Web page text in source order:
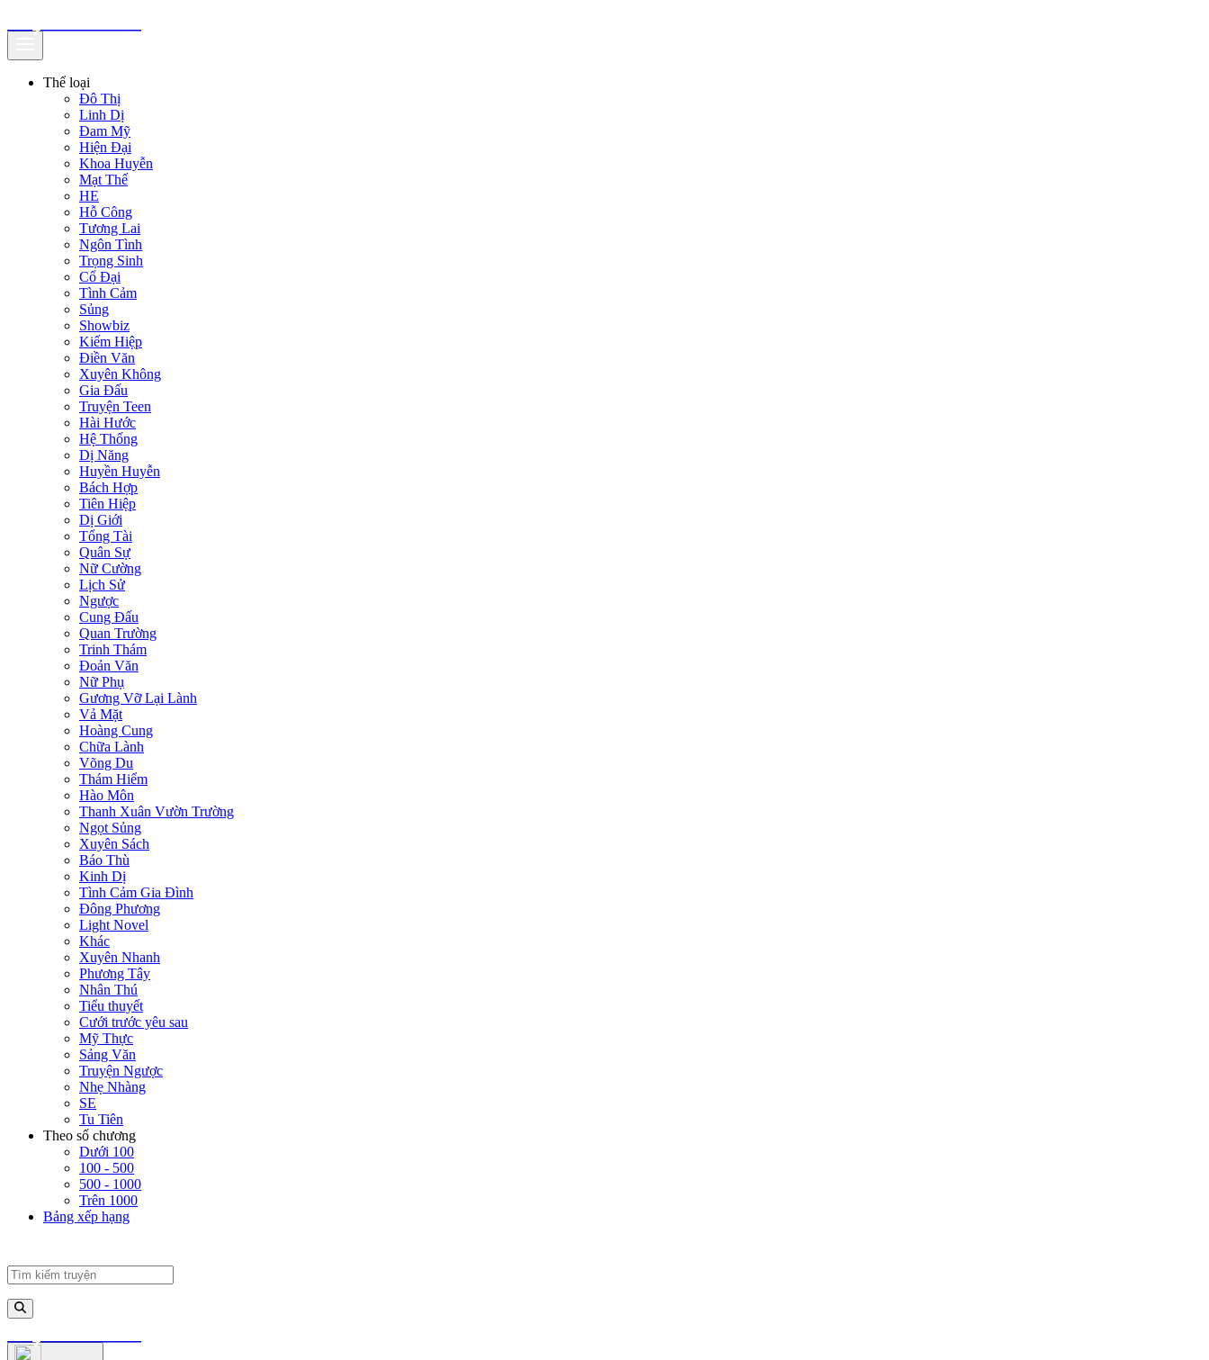
Thể loại
Đô Thị
Linh Dị
Đam Mỹ
Hiện Đại
Khoa Huyễn
Mạt Thế
HE
Hỗ Công
Tương Lai
Ngôn Tình
Trọng Sinh
Cổ Đại
Tình Cảm
Sủng
Showbiz
Kiếm Hiệp
Điền Văn
Xuyên Không
Gia Đấu
Truyện Teen
Hài Hước
Hệ Thống
Dị Năng
Huyền Huyễn
Bách Hợp
Tiên Hiệp
Dị Giới
Tổng Tài
Quân Sự
Nữ Cường
Lịch Sử
Ngược
Cung Đấu
Quan Trường
Trinh Thám
Đoản Văn
Nữ Phụ
Gương Vỡ Lại Lành
Vả Mặt
Hoàng Cung
Chữa Lành
Võng Du
Thám Hiểm
Hào Môn
Thanh Xuân Vườn Trường
Ngọt Sủng
Xuyên Sách
Báo Thù
Kinh Dị
Tình Cảm Gia Đình
Đông Phương
Light Novel
Khác
Xuyên Nhanh
Phương Tây
Nhân Thú
Tiểu thuyết
Cưới trước yêu sau
Mỹ Thực
Sảng Văn
Truyện Ngược
Nhẹ Nhàng
SE
Tu Tiên
Theo số chương
Dưới 100
100 - 500
500 - 1000
Trên 1000
Bảng xếp hạng
truyenfullz.com